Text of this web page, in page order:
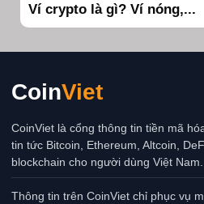
Ví crypto là gì? Ví nóng,...
CoinViet
CoinViet là cổng thông tin tiền mã
tin tức Bitcoin, Ethereum, Altcoin,
blockchain cho người dùng Việt Nam.
Thông tin trên CoinViet chỉ phục vụ